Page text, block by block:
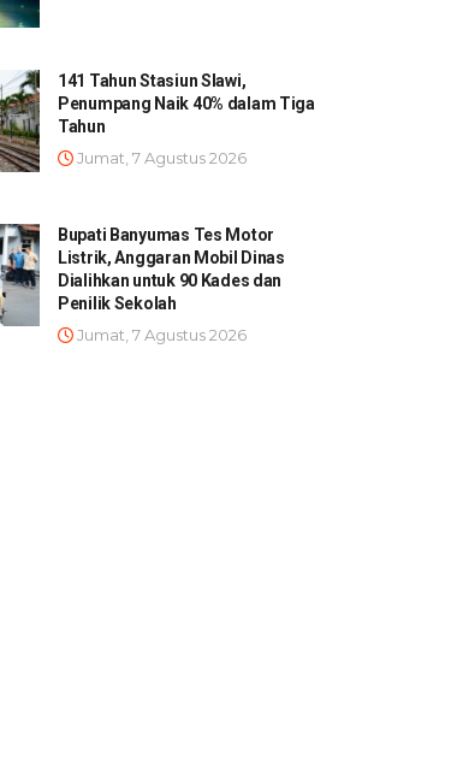
141 Tahun Stasiun Slawi,
Penumpang Naik 40% dalam Tiga
Tahun
Jumat, 7 Agustus 2026
Bupati Banyumas Tes Motor
Listrik, Anggaran Mobil Dinas
Dialihkan untuk 90 Kades dan
Penilik Sekolah
Jumat, 7 Agustus 2026